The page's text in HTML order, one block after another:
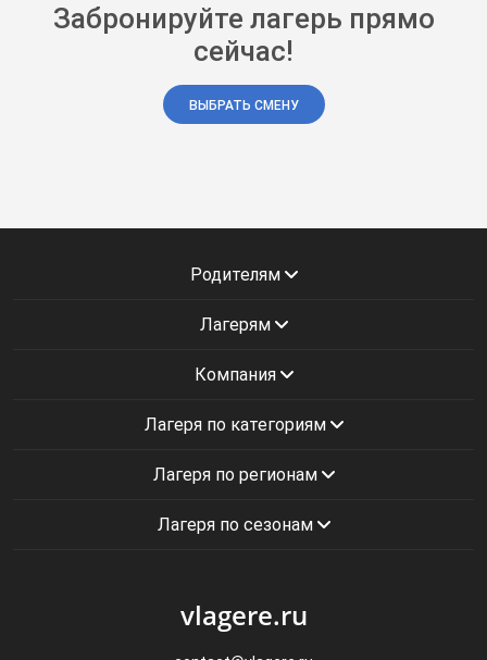
Забронируйте лагерь прямо
сейчас!
ВЫБРАТЬ СМЕНУ
Родителям
Лагерям
Компания
Лагеря по категориям
Лагеря по регионам
Лагеря по сезонам
vlagere.ru